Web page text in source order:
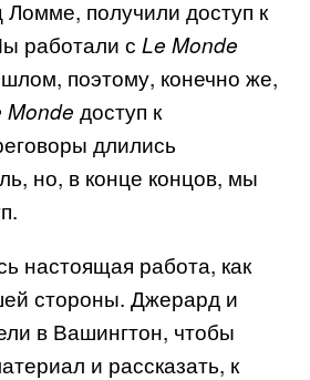
получили доступ к
работали с Le Monde
поэтому, конечно же,
Monde доступ к
длились
но, в конце концов, мы
настоящая работа, как
стороны. Джерард и
в Вашингтон, чтобы
и рассказать, к